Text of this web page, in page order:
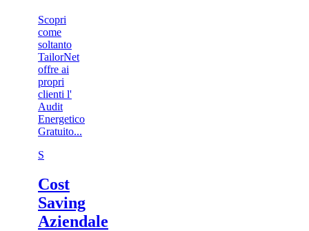
Vediamo il cliente come un meccanismo complesso e delicato
Ecco perchè, dalla nostra esperienza, abbiamo tratto vantaggio
specializzandoci in una vasta gamma di prodotti e servizi.
Scoprili adesso
Maggiori Informazioni...
Scopri
come
soltanto
TailorNet
offre ai
propri
clienti l'
Audit
Energetico
Gratuito...
S
Cost
Saving
Aziendale